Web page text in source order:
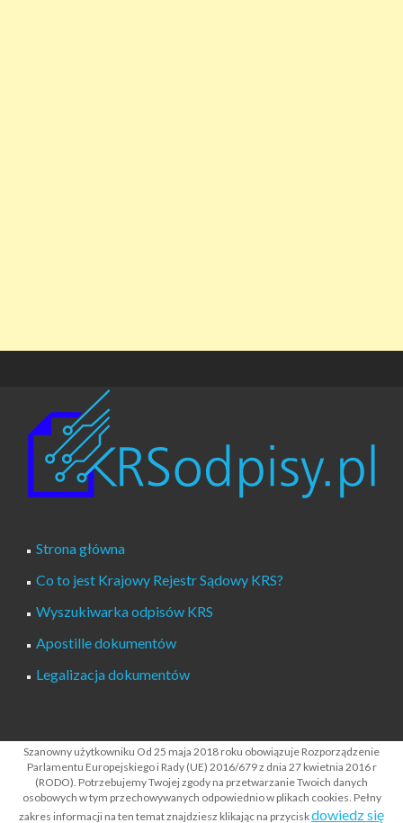
Strona główna
Co to jest Krajowy Rejestr Sądowy KRS?
Wyszukiwarka odpisów KRS
Apostille dokumentów
Legalizacja dokumentów
Polityka prywatności serwisu RODO
Klauzula o udostępnianiu danych osobowych RODO
Kontakt
Szanowny użytkowniku Od 25 maja 2018 roku obowiązuje Rozporządzenie
Parlamentu Europejskiego i Rady (UE) 2016/679 z dnia 27 kwietnia 2016 r
(RODO). Potrzebujemy Twojej zgody na przetwarzanie Twoich danych
osobowych w tym przechowywanych odpowiednio w plikach cookies. Pełny
zakres informacji na ten temat znajdziesz klikając na przyciskdowiedz się